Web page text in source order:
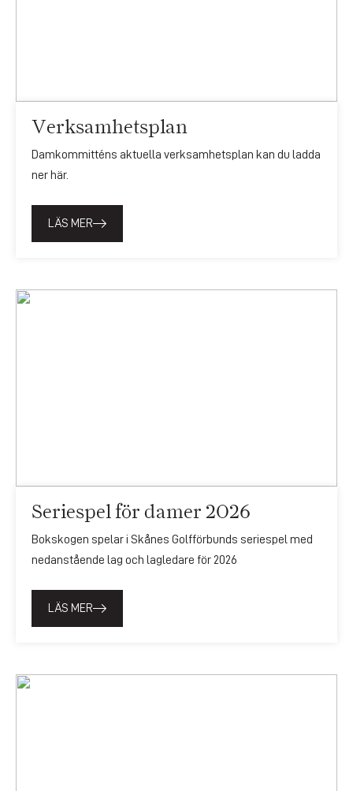
Verksamhetsplan
Damkommitténs aktuella verksamhetsplan kan du ladda
ner här.
LÄS MER
Seriespel för damer 2026
Bokskogen spelar i Skånes Golfförbunds seriespel med
nedanstående lag och lagledare för 2026
LÄS MER